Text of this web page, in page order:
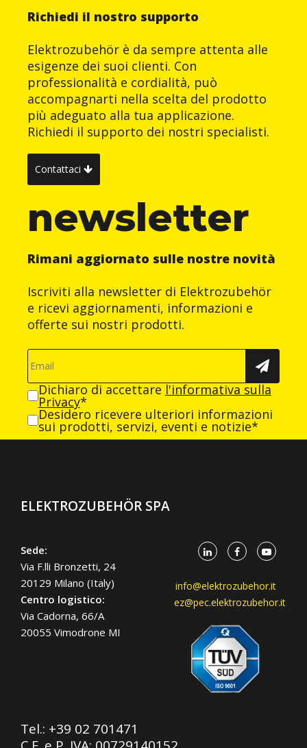
Richiedi il nostro supporto
Elektrozubehör è da sempre attenta alle
esigenze dei suoi clienti. Con
professionalità e cordialità, può
accompagnarti nella scelta del prodotto
più adeguato alla tua applicazione.
Richiedi il supporto dei nostri specialisti.
Contattaci
newsletter
Rimani aggiornato sulle nostre novità
Iscriviti alla newsletter di Elektrozubehör
e ricevi aggiornamenti, informazioni e
offerte sui nostri prodotti.
Dichiaro di accettare l'informativa sulla
Privacy*
Desidero ricevere ulteriori informazioni
sui prodotti, servizi, eventi e notizie*
ELEKTROZUBEHÖR SPA
Sede:
Via F.lli Bronzetti, 24
20129 Milano (Italy)
Centro logistico:
Via Cadorna, 66/A
20055 Vimodrone MI
info@elektrozubehor.it
ez@pec.elektrozubehor.it
Tel.: +39 02 701471